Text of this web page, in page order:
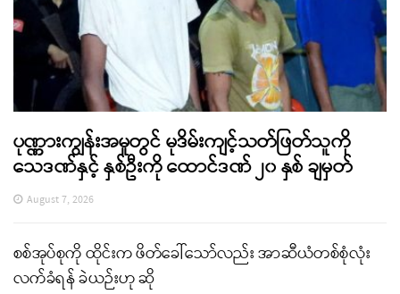
ပုဏ္ဏားကျွန်းအမှုတွင် မုဒိမ်းကျင့်သတ်ဖြတ်သူကို
သေဒဏ်နှင့် နှစ်ဦးကို ထောင်ဒဏ် ၂၀ နှစ် ချမှတ်
August 7, 2026
စစ်အုပ်စုကို ထိုင်းက ဖိတ်ခေါ်သော်လည်း အာဆီယံတစ်စုံလုံး
လက်ခံရန် ခဲယဉ်းဟု ဆို